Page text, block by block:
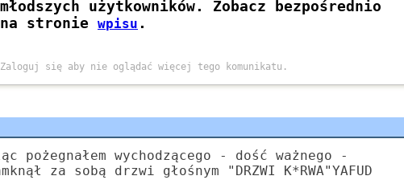
wychodzącego - dość ważnego -
za sobą drzwi głośnym "DRZWI K*RWA"YAFUD